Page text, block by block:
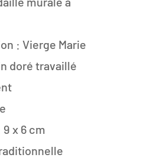
: Vierge Marie
doré travaillé
x 6 cm